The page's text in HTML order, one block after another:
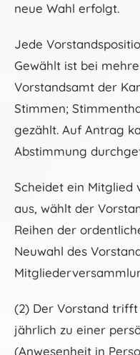
neue Wahl erfolgt.
Jede
Gewählt ist bei
Vorstandsamt der
Stimmen;
gezählt. Auf Antrag
Abstimmung
Scheidet ein Mitglied
aus, wählt der
Reihen der
Neuwahl des
(2) Der Vorstand
jährlich zu einer
(Anwesenheit in